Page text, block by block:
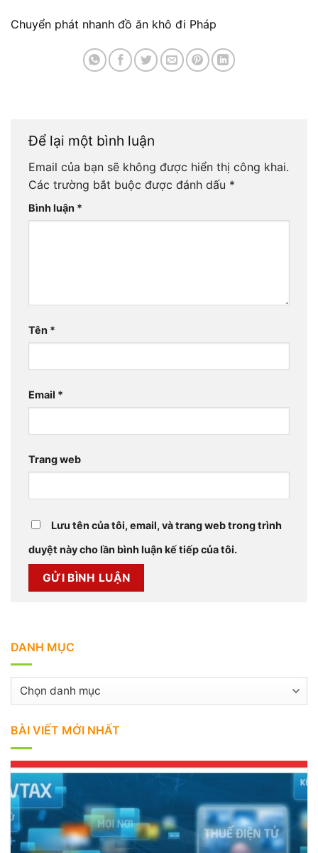
Chuyển phát nhanh đồ ăn khô đi Pháp
Để lại một bình luận
Email của bạn sẽ không được hiển thị công khai.
Các trường bắt buộc được đánh dấu *
Bình luận *
Tên *
Email *
Trang web
Lưu tên của tôi, email, và trang web trong trình
duyệt này cho lần bình luận kế tiếp của tôi.
DANH MỤC
Danh
mục
BÀI VIẾT MỚI NHẤT